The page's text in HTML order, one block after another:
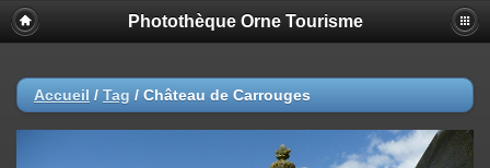
Photothèque Orne Tourisme
Accueil / Tag / Château de Carrouges